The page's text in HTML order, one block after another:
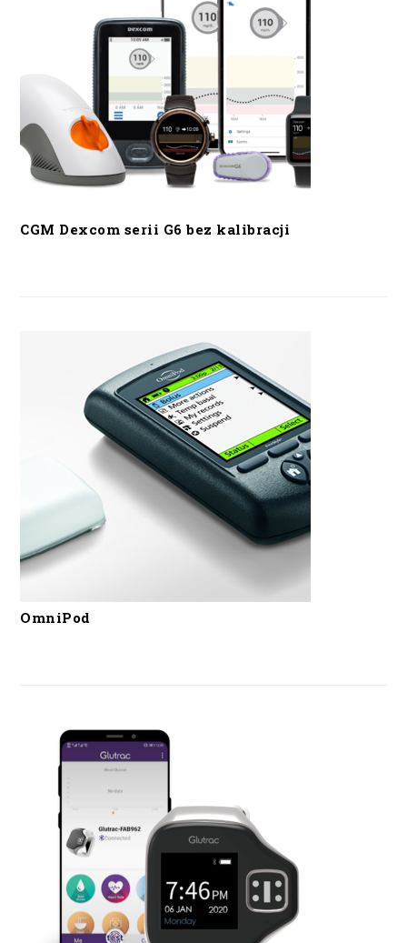
CGM Dexcom serii G6 bez kalibracji
OmniPod